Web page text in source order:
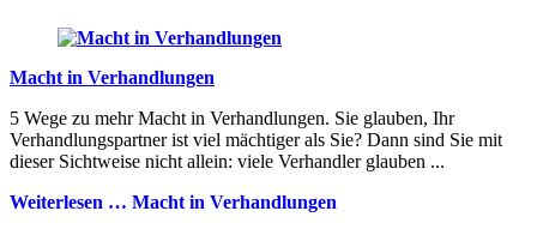
Macht in Verhandlungen
5 Wege zu mehr Macht in Verhandlungen. Sie glauben, Ihr
Verhandlungspartner ist viel mächtiger als Sie? Dann sind Sie mit
dieser Sichtweise nicht allein: viele Verhandler glauben ...
Weiterlesen … Macht in Verhandlungen